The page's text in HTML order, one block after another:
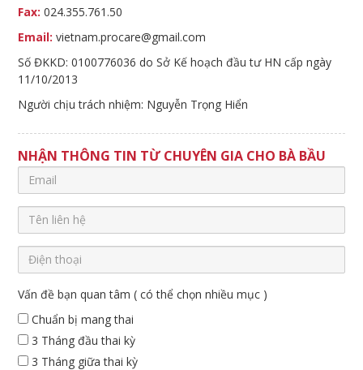
Fax: 024.355.761.50
Email: vietnam.procare@gmail.com
Số ĐKKD: 0100776036 do Sở Kế hoạch đầu tư HN cấp ngày
11/10/2013
Người chịu trách nhiệm: Nguyễn Trọng Hiển
NHẬN THÔNG TIN TỪ CHUYÊN GIA CHO BÀ BẦU
Vấn đề bạn quan tâm ( có thể chọn nhiều mục )
Chuẩn bị mang thai
3 Tháng đầu thai kỳ
3 Tháng giữa thai kỳ